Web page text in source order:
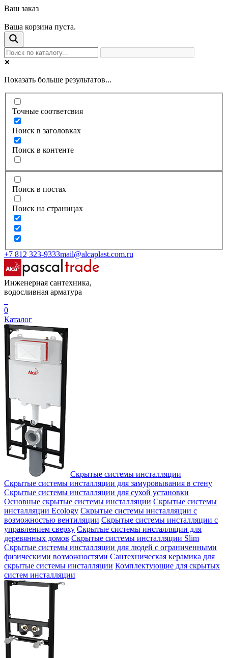
Ваш заказ
Ваша корзина пуста.
Показать больше результатов...
Точные соответсвия
Поиск в заголовках
Поиск в контенте
Поиск в постах
Поиск на страницах
+7 812 323-9333mail@alcaplast.com.ru
Инженерная сантехника,
водосливная арматура
0
Каталог
Скрытые системы инсталляции
Скрытые системы инсталляции для замуровывания в стену
Скрытые системы инсталляции для сухой установки
Основные скрытые системы инсталляции Скрытые системы
инсталляции Ecology Скрытые системы инсталляции с
возможностью вентиляции Скрытые системы инсталляции с
управлением сверху Скрытые системы инсталляции для
деревянных домов Скрытые системы инсталляции Slim
Скрытые системы инсталляции для людей с ограниченными
физическими возможностями Сантехническая керамика для
скрытые системы инсталляции Комплектующие для скрытых
систем инсталляции